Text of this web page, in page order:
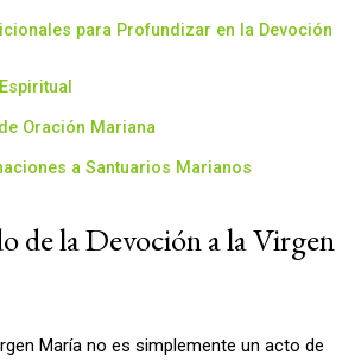
para Profundizar en la Devoción
Oración Mariana
a Santuarios Marianos
de la Devoción a la Virgen
María no es simplemente un acto de